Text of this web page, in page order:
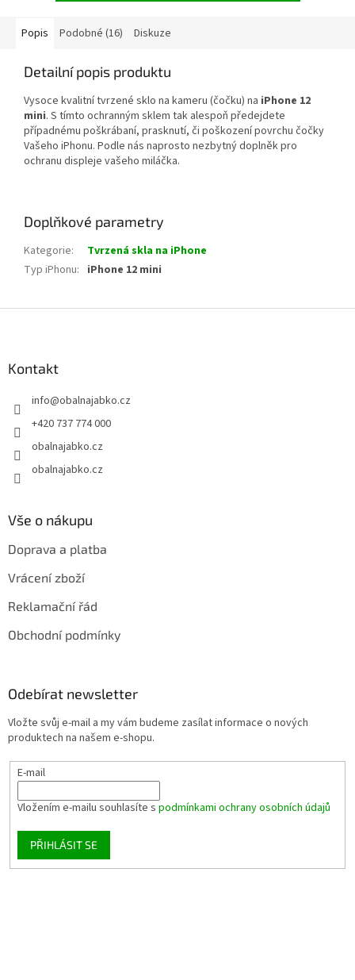
Popis Podobné (16) Diskuze
Detailní popis produktu
Vysoce kvalitní tvrzené sklo na kameru (čočku) na iPhone 12
mini. S tímto ochranným sklem tak alespoň předejdete
případnému poškrábaní, prasknutí, či poškození povrchu čočky
Vašeho iPhonu. Podle nás naprosto nezbytný doplněk pro
ochranu displeje vašeho miláčka.
Doplňkové parametry
Kategorie:
Tvrzená skla na iPhone
Typ iPhonu: iPhone 12 mini
Kontakt
info@obalnajabko.cz
+420 737 774 000
obalnajabko.cz
obalnajabko.cz
Vše o nákupu
Doprava a platba
Vrácení zboží
Reklamační řád
Obchodní podmínky
Odebírat newsletter
Vložte svůj e-mail a my vám budeme zasílat informace o nových
produktech na našem e-shopu.
E-mail
Vložením e-mailu souhlasíte s podmínkami ochrany osobních údajů
PŘIHLÁSIT SE